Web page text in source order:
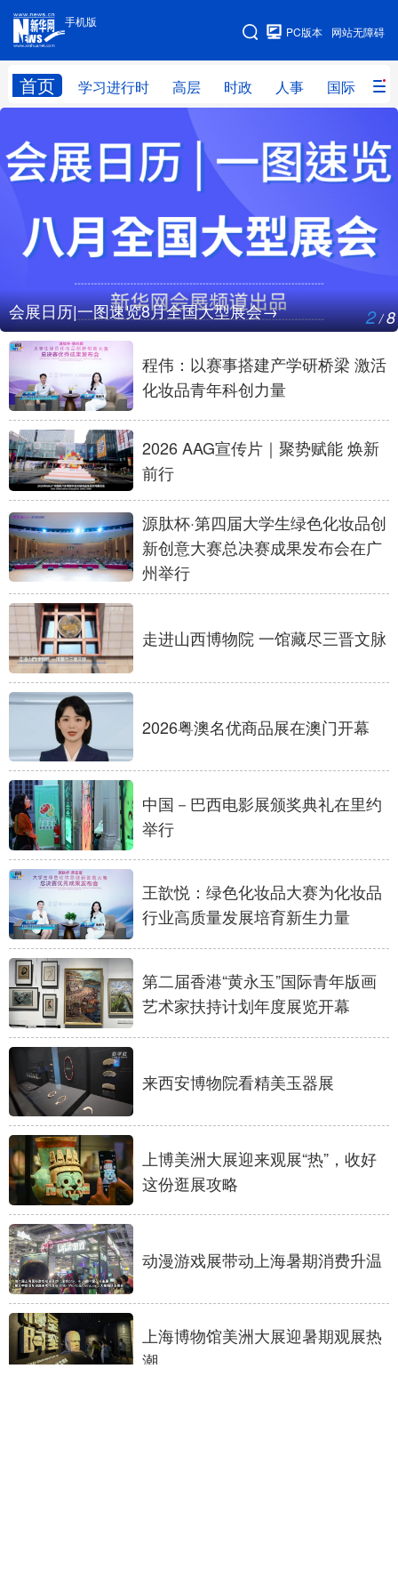
手机版
网站无障碍
PC版本
首页 学习进行时 高层 时政 人事 国际 财
手机版
网站地图
国际 财经 网评 港澳
全球连线
科技 科创 量子 体育
书画 健康
访谈 视频 图片 政务
法律 中央文件 金融 汽车
食品 人居 信息化
学术中国 乡村振兴
城市 旅游
公益 一带一路 亚太网 上市公司
文化产业
地方频道
北京
辽宁 吉林 上海 江苏
浙江
山东 河南 湖北 湖南
广东 广西
四川
陕西 甘肃 青海 宁夏
新疆 内蒙古 黑龙江
多语种频道
English
Русский язык 日本語 한국어
Deutsch Português
会展日历|一图速览8月全国大型展会→ 2/8
程伟：以赛事搭建产学研桥梁 激活
化妆品青年科创力量
2026 AAG宣传片｜聚势赋能 焕新
前行
源肽杯·第四届大学生绿色化妆品创
新创意大赛总决赛成果发布会在广
州举行
走进山西博物院 一馆藏尽三晋文脉
2026粤澳名优商品展在澳门开幕
中国－巴西电影展颁奖典礼在里约
举行
王歆悦：绿色化妆品大赛为化妆品
行业高质量发展培育新生力量
第二届香港“黄永玉”国际青年版画
艺术家扶持计划年度展览开幕
来西安博物院看精美玉器展
上博美洲大展迎来观展“热”，收好
这份逛展攻略
动漫游戏展带动上海暑期消费升温
上海博物馆美洲大展迎暑期观展热
潮